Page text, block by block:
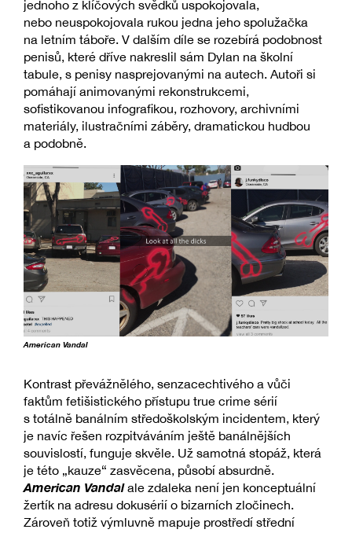
jednoho z klíčových svědků uspokojovala,
nebo neuspokojovala rukou jedna jeho spolužačka
na letním táboře. V dalším díle se rozebírá podobnost
penisů, které dříve nakreslil sám Dylan na školní
tabule, s penisy nasprejovanými na autech. Autoři si
pomáhají animovanými rekonstrukcemi,
sofistikovanou infografikou, rozhovory, archivními
materiály, ilustračními záběry, dramatickou hudbou
a podobně.
American Vandal
Kontrast převážnělého, senzacechtivého a vůči
faktům fetišistického přístupu true crime sérií
s totálně banálním středoškolským incidentem, který
je navíc řešen rozpitváváním ještě banálnějších
souvislostí, funguje skvěle. Už samotná stopáž, která
je této „kauze“ zasvěcena, působí absurdně.
American Vandalale zdaleka není jen konceptuální
žertík na adresu dokusérií o bizarních zločinech.
Zároveň totiž výmluvně mapuje prostředí střední